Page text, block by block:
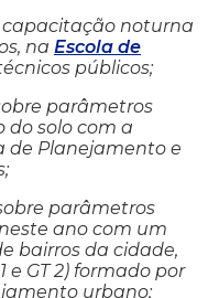
capacitação noturna
na Escola de
públicos;
parâmetros
do solo com a
de Planejamento e
parâmetros
ano com um
bairros da cidade,
e GT 2) formado por
urbano;